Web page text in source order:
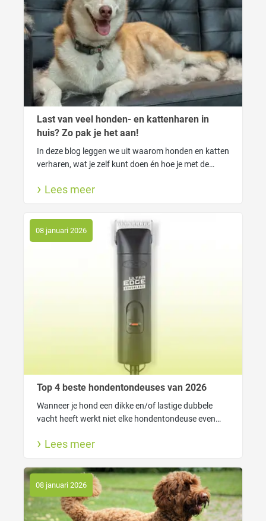
Last van veel honden- en kattenharen in
huis? Zo pak je het aan!
In deze blog leggen we uit waarom honden en katten
verharen, wat je zelf kunt doen én hoe je met de
controle krijgt. Voor een schoner huis én een blije
Lees meer
08 januari 2026
Top 4 beste hondentondeuses van 2026
Wanneer je hond een dikke en/of lastige dubbele
vacht heeft werkt niet elke hondentondeuse even
nodig om gemakkelijk door de vacht heen te kunnen
Lees meer
08 januari 2026